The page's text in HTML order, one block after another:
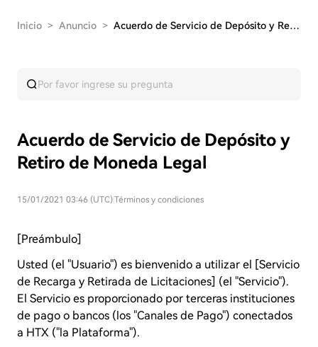
Inicio > Anuncio > Acuerdo de Servicio de Depósito y Retiro de Mon…
Acuerdo de Servicio de Depósito y
Retiro de Moneda Legal
15/01/2021 03:46 (UTC)Términos y condiciones
[Preámbulo]
Usted (el "Usuario") es bienvenido a utilizar el [Servicio
de Recarga y Retirada de Licitaciones] (el "Servicio").
El Servicio es proporcionado por terceras instituciones
de pago o bancos (los "Canales de Pago") conectados
a HTX ("la Plataforma").